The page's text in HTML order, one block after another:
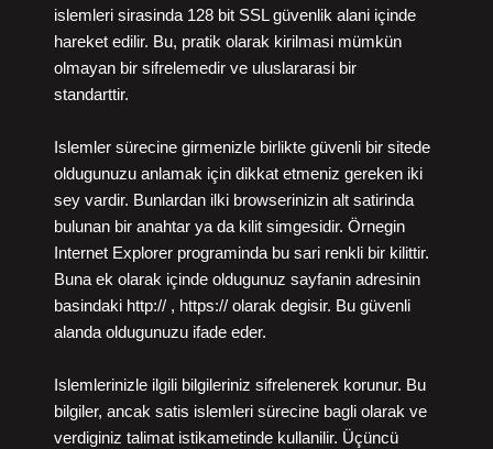
islemleri sirasinda 128 bit SSL güvenlik alani içinde
hareket edilir. Bu, pratik olarak kirilmasi mümkün
olmayan bir sifrelemedir ve uluslararasi bir
standarttir.
Islemler sürecine girmenizle birlikte güvenli bir sitede
oldugunuzu anlamak için dikkat etmeniz gereken iki
sey vardir. Bunlardan ilki browserinizin alt satirinda
bulunan bir anahtar ya da kilit simgesidir. Örnegin
Internet Explorer programinda bu sari renkli bir kilittir.
Buna ek olarak içinde oldugunuz sayfanin adresinin
basindaki http:// , https:// olarak degisir. Bu güvenli
alanda oldugunuzu ifade eder.
Islemlerinizle ilgili bilgileriniz sifrelenerek korunur. Bu
bilgiler, ancak satis islemleri sürecine bagli olarak ve
verdiginiz talimat istikametinde kullanilir. Üçüncü